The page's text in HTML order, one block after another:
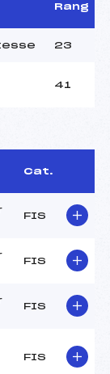
Rang
23
41
Cat.
FIS
FIS
FIS
FIS